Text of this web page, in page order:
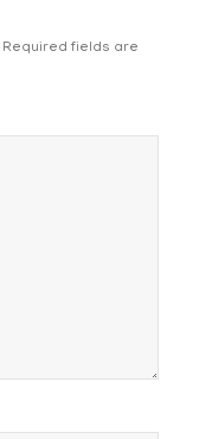
Required fields are